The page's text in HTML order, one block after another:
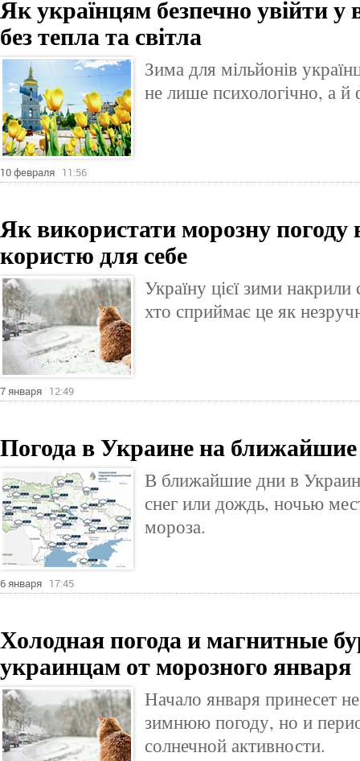
Як українцям безпечно увійти у
без тепла та світла
Зима для мільйонів
не лише психологічно, а й
10 февраля 11:56
Як використати морозну погоду
користю для себе
Україну цієї зими накрили
хто сприймає це як
7 января 12:49
Погода в Украине на
В ближайшие дни в
снег или дождь, ночью
мороза.
6 января 17:45
Холодная погода и магнитные
украинцам от морозного января
Начало января принесет
зимнюю погоду, но и
солнечной активности.